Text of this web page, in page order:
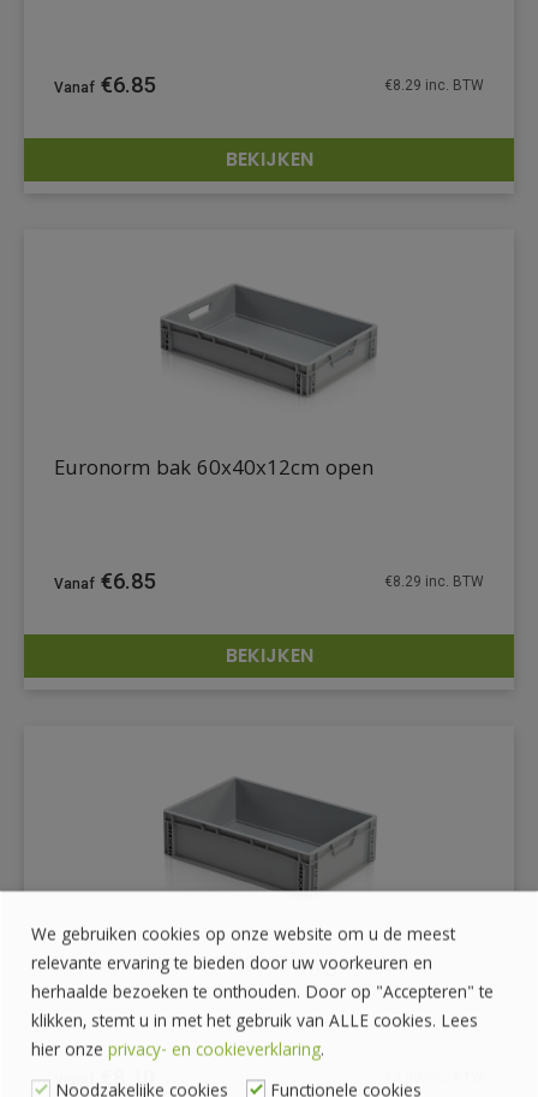
DETAILS
€6.85 €8.29 inc. BTW
BEKIJKEN
DETAILS
Euronorm bak 60x40x12cm open
€6.85 €8.29 inc. BTW
BEKIJKEN
Euronorm bak 60x40x17cm gesloten
8.10
We gebruiken cookies op onze website om u de meest
relevante ervaring te bieden door uw voorkeuren en
herhaalde bezoeken te onthouden. Door op "Accepteren" te
klikken, stemt u in met het gebruik van ALLE cookies. Lees
hier onze privacy- en cookieverklaring.